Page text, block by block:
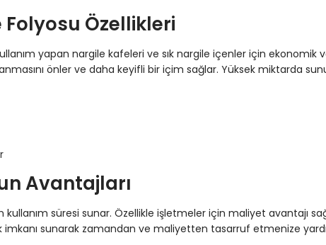
Özellikleri
yapan nargile kafeleri ve sık nargile içenler için ekonomik
önler ve daha keyifli bir içim sağlar. Yüksek miktarda
Avantajları
süresi sunar. Özellikle işletmeler için maliyet avantajı
imkanı sunarak zamandan ve maliyetten tasarruf etmenize